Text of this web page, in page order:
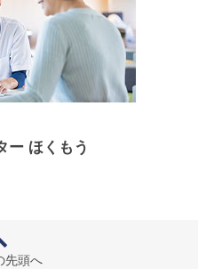
ー ほくもう
先頭へ